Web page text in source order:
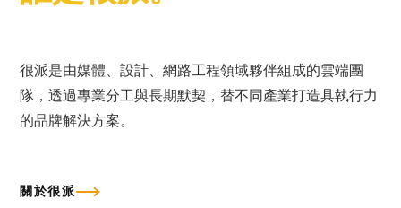
很派是由媒體、設計、網路工程領域夥伴組成的雲端團
隊，透過專業分工與長期默契，替不同產業打造具執行力
的品牌解決方案。
關於很派